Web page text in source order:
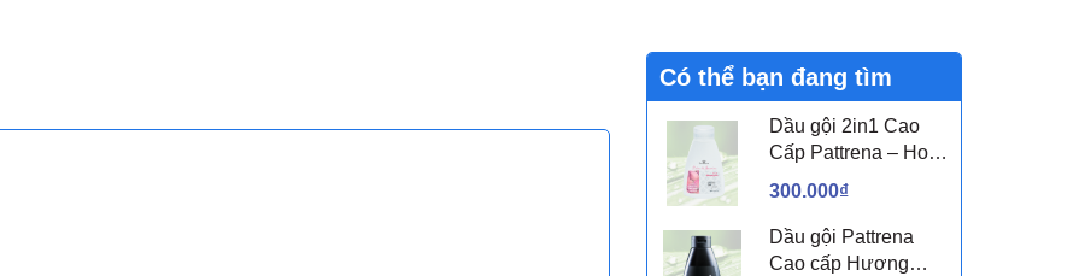
Có thể bạn đang tìm
Dầu gội 2in1 Cao
Cấp Pattrena – Hoa
sen & Hoa nhài
300.000₫
Dầu gội Pattrena
Cao cấp Hương